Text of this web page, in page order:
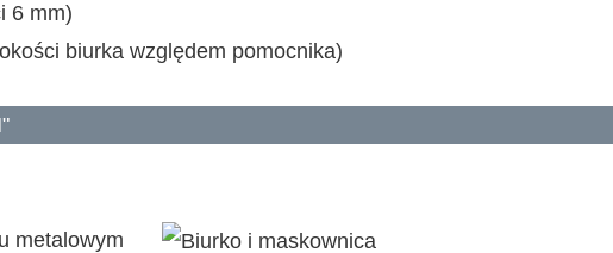
6 mm)
biurka względem pomocnika)
metalowym